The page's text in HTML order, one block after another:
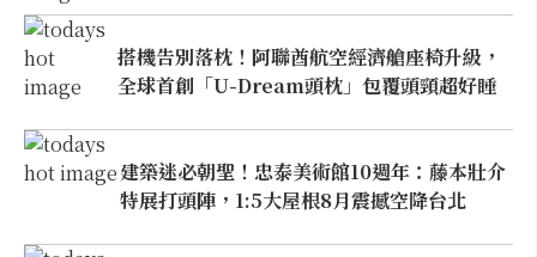
搭機告別落枕！阿聯酋航空經濟艙座椅升級，
全球首創「U-Dream頭枕」包覆頭頸超好睡
建築迷必朝聖！忠泰美術館10週年：藤本壯介
特展打頭陣，1:5大屋根8月震撼空降台北